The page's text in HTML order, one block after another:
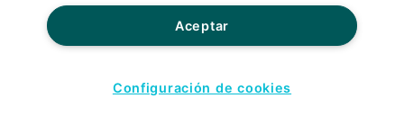
Aceptar
Configuración de cookies